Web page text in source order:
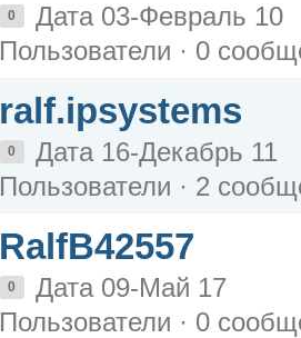
0
Дата 03-Февраль 10
Пользователи · 0
ralf.ipsystems
0
Дата 16-Декабрь 11
Пользователи · 2
RalfB42557
0
Дата 09-Май 17
Пользователи · 0